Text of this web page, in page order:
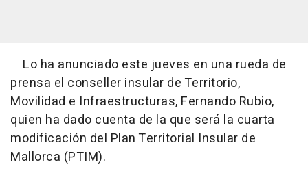
Lo ha anunciado este jueves en una rueda de
prensa el conseller insular de Territorio,
Movilidad e Infraestructuras, Fernando Rubio,
quien ha dado cuenta de la que será la cuarta
modificación del Plan Territorial Insular de
Mallorca (PTIM).